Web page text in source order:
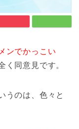
ンでかっこい
く同意見です。
うのは、色々と